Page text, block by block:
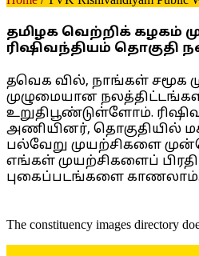
தமிழக வெற்றிக் கழகம்
ரிஷிவந்தியம் தொகுதி
தவெக வில், நாங்கள் சமூக
முழுமையான
உறுதிபூண்டுள்ளோம்.
அணியினர், தொகுதியில்
பல்வேறு முயற்சிகளை
எங்கள் முயற்சிகளைப்
புகைப்படங்களை காணலாம்.
The constituency images directory